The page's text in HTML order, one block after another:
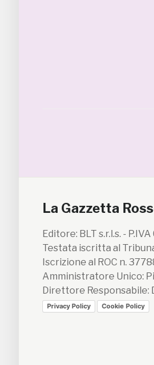
La Gazzetta
Editore: BLT s.r.l.s. -
Testata iscritta al
Iscrizione al ROC n.
Amministratore Unico:
Direttore Responsabile:
Privacy Policy Cookie Policy